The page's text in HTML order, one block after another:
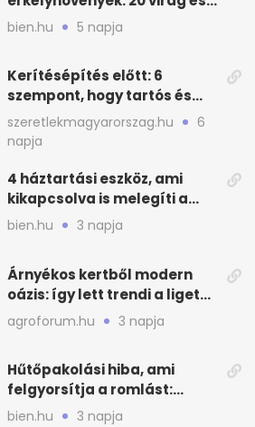
cserje a forró nyárra
bien.hu 5 napja
Kerítésépítés előtt: 6
szempont, hogy tartós és
praktikus legyen
szeretlekmagyarorszag.hu
6
napja
4 háztartási eszköz, ami
kikapcsolva is melegíti a
lakást
bien.hu 3 napja
Árnyékos kertből modern
oázis: így lett trendi a ligetes
zöld
agroforum.hu 3 napja
Hűtőpakolási hiba, ami
felgyorsítja a romlást:
zónákra figyelj
bien.hu 3 napja